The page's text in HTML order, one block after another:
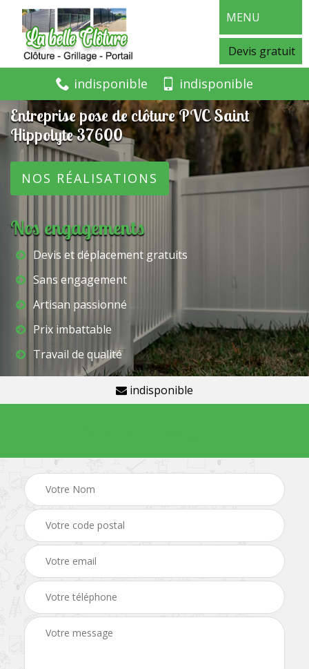
MENU
Devis gratuit
indisponible indisponible
Entreprise pose de clôture PVC Saint
Hippolyte 37600
NOS RÉALISATIONS
Nos engagements
Devis et déplacement gratuits
Sans engagement
Artisan passionné
Prix imbattable
Travail de qualité
indisponible